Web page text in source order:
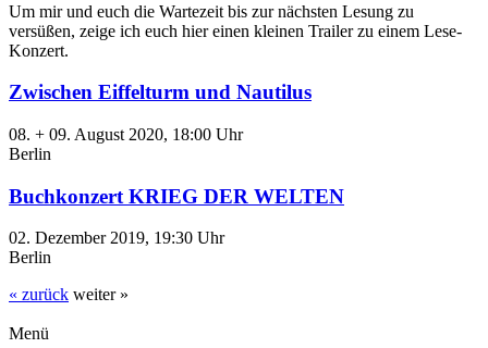
Um mir und euch die Wartezeit bis zur nächsten Lesung zu
versüßen, zeige ich euch hier einen kleinen Trailer zu einem Lese-
Konzert.
Zwischen Eiffelturm und Nautilus
08. + 09. August 2020, 18:00 Uhr
Berlin
Buchkonzert KRIEG DER WELTEN
02. Dezember 2019, 19:30 Uhr
Berlin
« zurück weiter »
Menü